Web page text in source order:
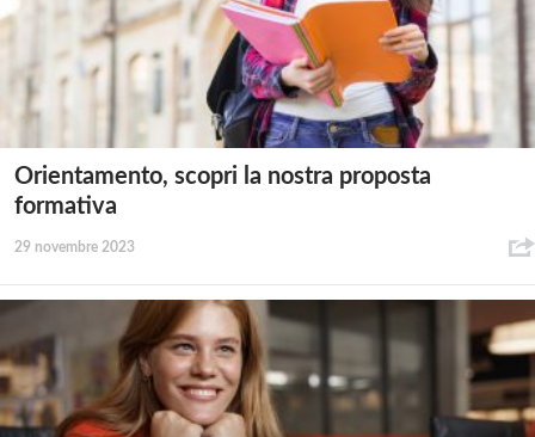
Orientamento, scopri la nostra proposta
formativa
29 novembre 2023